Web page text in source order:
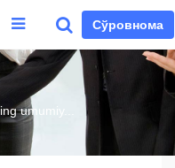
Сўровнома
umumiy...